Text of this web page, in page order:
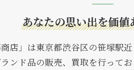
あなたの思い出を価値
商店」は東京都渋谷区の笹塚駅
ンド品の販売、買取を行ってお